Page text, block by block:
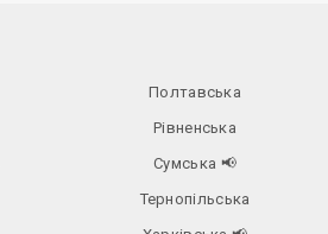
Полтавська
Рівненська
Сумська 📢
Тернопільська